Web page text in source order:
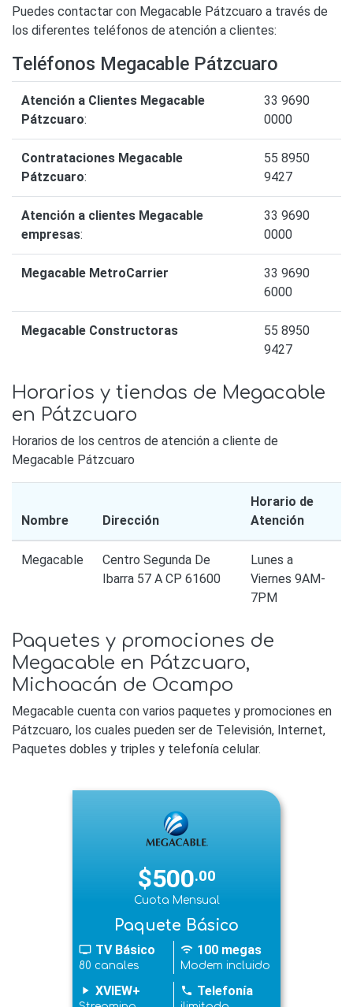
Puedes contactar con Megacable Pátzcuaro a través de
los diferentes teléfonos de atención a clientes:
Teléfonos Megacable Pátzcuaro
Atención a Clientes Megacable
Pátzcuaro:
33 9690
0000
Contrataciones Megacable
Pátzcuaro:
55 8950
9427
Atención a clientes Megacable
empresas:
33 9690
0000
Megacable MetroCarrier
33 9690
6000
Megacable Constructoras
55 8950
9427
Horarios y tiendas de Megacable
en Pátzcuaro
Horarios de los centros de atención a cliente de
Megacable Pátzcuaro
Nombre Dirección
Horario de
Atención
Megacable
Centro Segunda De
Ibarra 57 A CP 61600
Lunes a
Viernes 9AM-
7PM
Paquetes y promociones de
Megacable en Pátzcuaro,
Michoacán de Ocampo
Megacable cuenta con varios paquetes y promociones en
Pátzcuaro, los cuales pueden ser de Televisión, Internet,
Paquetes dobles y triples y telefonía celular.
$500.00
Cuota Mensual
Paquete Básico
tv TV Básico
80 canales
wifi 100 megas
Modem incluido
play_arrow XVIEW+ phone Telefonía